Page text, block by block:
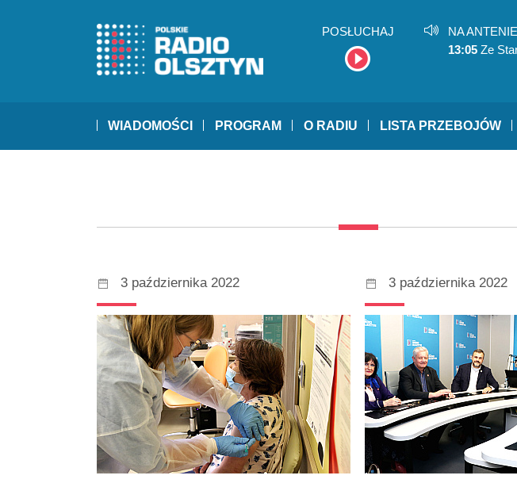
POSŁUCHAJ
NA ANTENIE
13:05 Ze
WIADOMOŚCI PROGRAM O RADIU LISTA PRZEBOJÓW
3 października 2022 3 października 2022